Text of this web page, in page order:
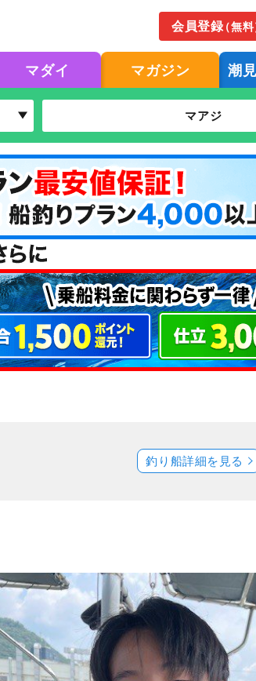
会員登録（無料
マダイ マガジン 潮
マアジ
釣り船詳細を見る